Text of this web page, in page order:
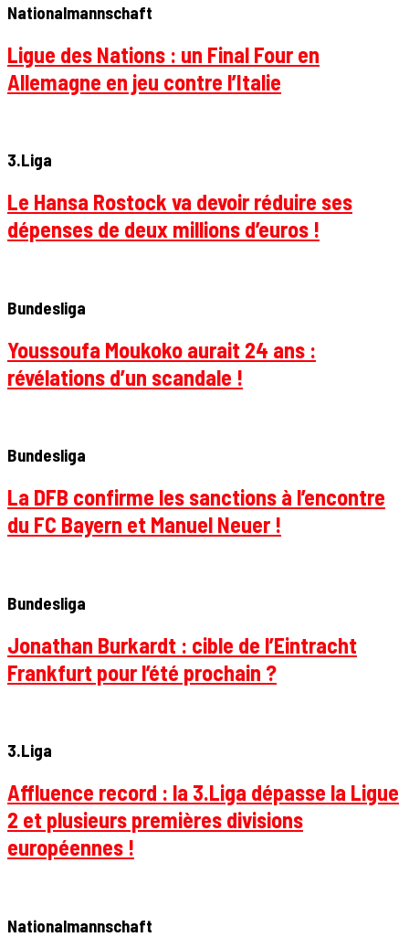
Nationalmannschaft
Ligue des Nations : un Final Four en
Allemagne en jeu contre l’Italie
3.Liga
Le Hansa Rostock va devoir réduire ses
dépenses de deux millions d’euros !
Bundesliga
Youssoufa Moukoko aurait 24 ans :
révélations d’un scandale !
Bundesliga
La DFB confirme les sanctions à l’encontre
du FC Bayern et Manuel Neuer !
Bundesliga
Jonathan Burkardt : cible de l’Eintracht
Frankfurt pour l’été prochain ?
3.Liga
Affluence record : la 3.Liga dépasse la Ligue
2 et plusieurs premières divisions
européennes !
Nationalmannschaft